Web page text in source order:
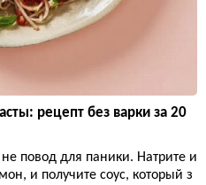
рецепт без варки за 20
повод для паники. Натрите и
и получите соус, который з